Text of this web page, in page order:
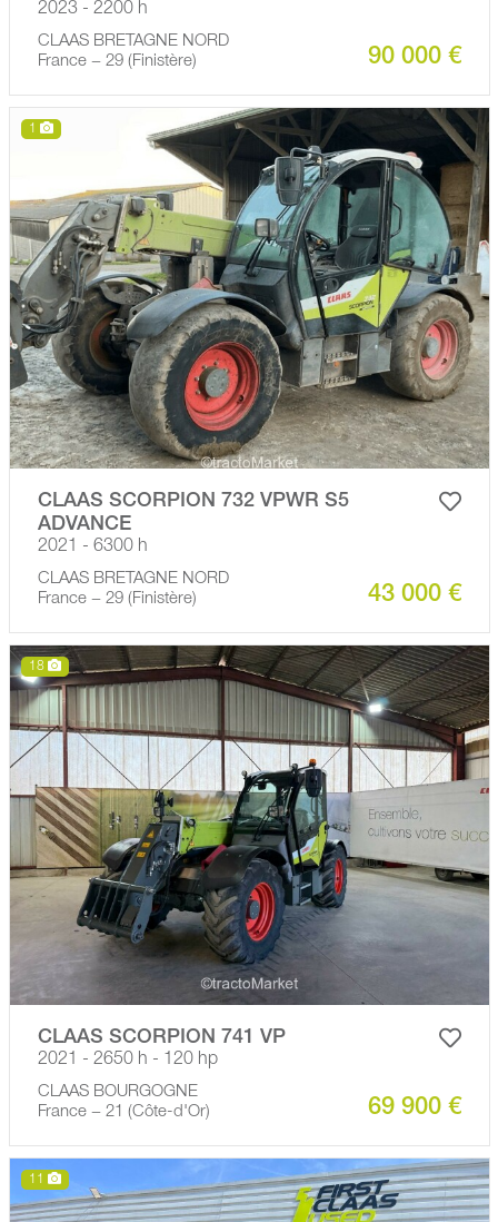
2023 - 2200 h
CLAAS BRETAGNE NORD
France − 29 (Finistère)
90 000 €
1
CLAAS SCORPION 732 VPWR S5
ADVANCE
2021 - 6300 h
CLAAS BRETAGNE NORD
France − 29 (Finistère)
43 000 €
18
CLAAS SCORPION 741 VP
2021 - 2650 h - 120 hp
CLAAS BOURGOGNE
France − 21 (Côte-d'Or)
69 900 €
11